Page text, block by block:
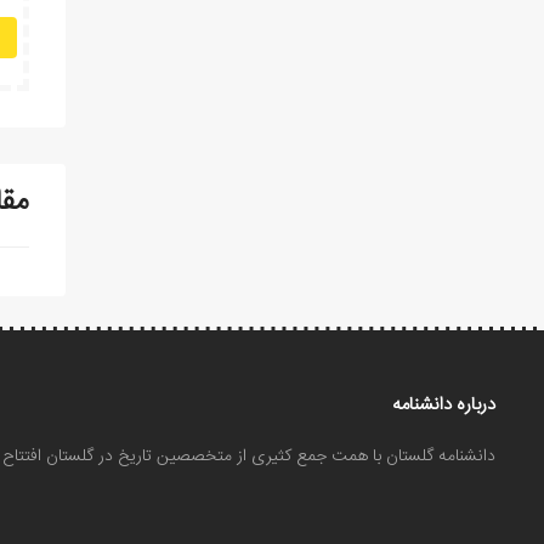
درباره دانشنامه
دانشنامه گلستان با همت جمع کثیری از متخصصین تاریخ در گلستان